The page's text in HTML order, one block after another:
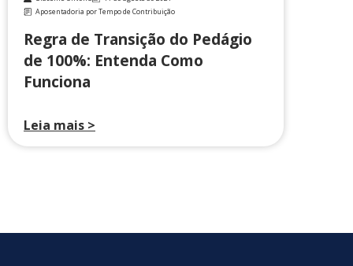
Aposentadoria por Tempo de Contribuição
Regra de Transição do Pedágio
de 100%: Entenda Como
Funciona
Leia mais >